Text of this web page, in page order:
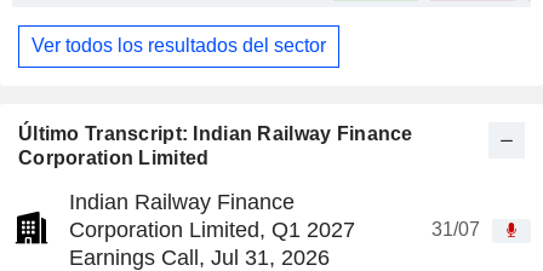
Último Transcript: Indian Railway Finance
Corporation Limited
Indian Railway Finance
Corporation Limited, Q1 2027
Earnings Call, Jul 31, 2026
31/07
Ver todos los resultados del sector